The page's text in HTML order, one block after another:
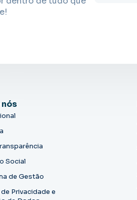
Social
de Gestão
Privacidade e